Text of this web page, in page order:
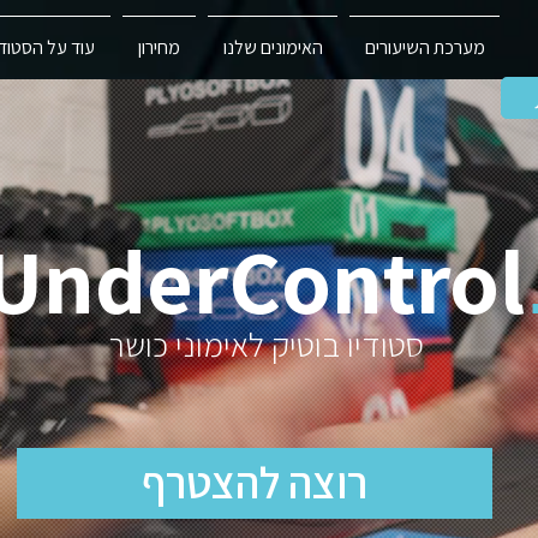
עוד על מחירון האימונים שלנו מערכת השיעורים
סטודיו בוטיק לאימוני כושר
רוצה להצטרף